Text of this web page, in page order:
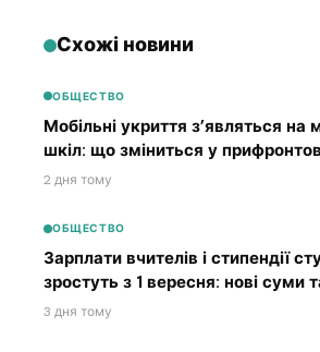
Схожі новини
ОБЩЕСТВО
Мобільні укриття з’являться
шкіл: що зміниться у
2 дня тому
ОБЩЕСТВО
Зарплати вчителів і стипендії
зростуть з 1 вересня: нові суми
3 дня тому